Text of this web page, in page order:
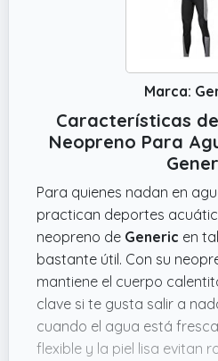
Marca:
Características
Neopreno Para
Para quienes nadan en
practican deportes
neopreno de Generic en
bastante útil. Con su
mantiene el cuerpo
clave si te gusta salir a
cuando el agua está
flexible y la piel lisa evitan